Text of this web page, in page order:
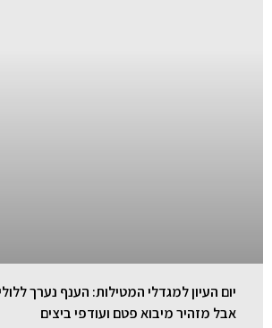
יום העיון למגדלי המטילות: הענף נערך
אבל מזהיר מיבוא פטם ועודפי ביצים